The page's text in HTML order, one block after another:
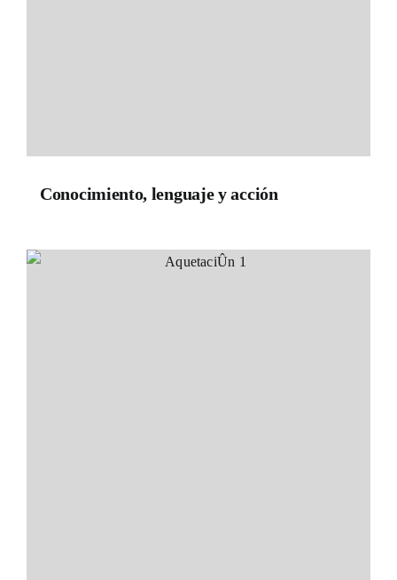
Conocimiento, lenguaje y acción